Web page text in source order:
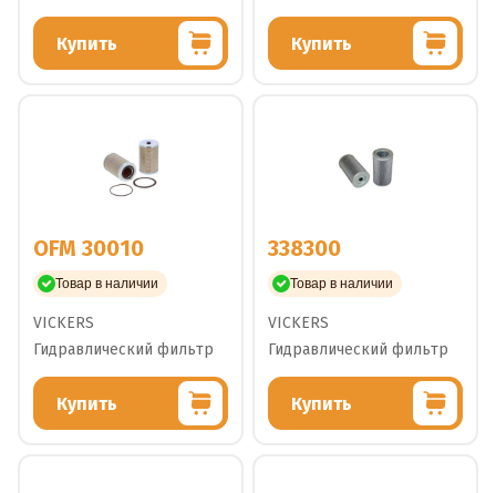
Купить Купить
OFM 30010
Товар в наличии
VICKERS
Гидравлический фильтр
Купить
338300
Товар в наличии
VICKERS
Гидравлический фильтр
Купить